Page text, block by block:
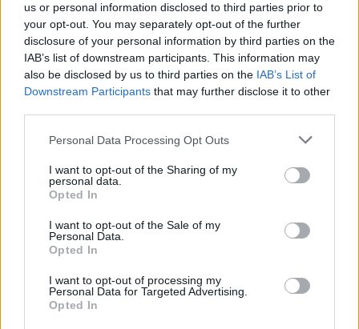
us or personal information disclosed to third parties prior to
your opt-out. You may separately opt-out of the further
disclosure of your personal information by third parties on the
IAB’s list of downstream participants. This information may
also be disclosed by us to third parties on the IAB’s List of
Downstream Participants that may further disclose it to other
Personal Data Processing Opt Outs
I want to opt-out of the Sharing of my
personal data.
Opted In
I want to opt-out of the Sale of my
Personal Data.
Opted In
I want to opt-out of processing my
Personal Data for Targeted Advertising.
Opted In
ΤΕΛΕΥΤΑΙΟ ΤΕΥΧΟΣ